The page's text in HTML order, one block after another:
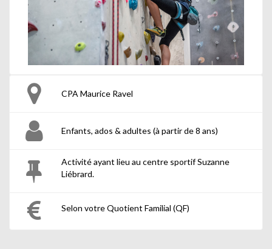
CPA Maurice Ravel
Enfants, ados & adultes (à partir de 8 ans)
Activité ayant lieu au centre sportif Suzanne
Liébrard.
Selon votre Quotient Familial (QF)